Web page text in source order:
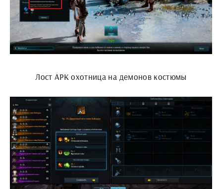
Лост АРК охотница на демонов костюмы